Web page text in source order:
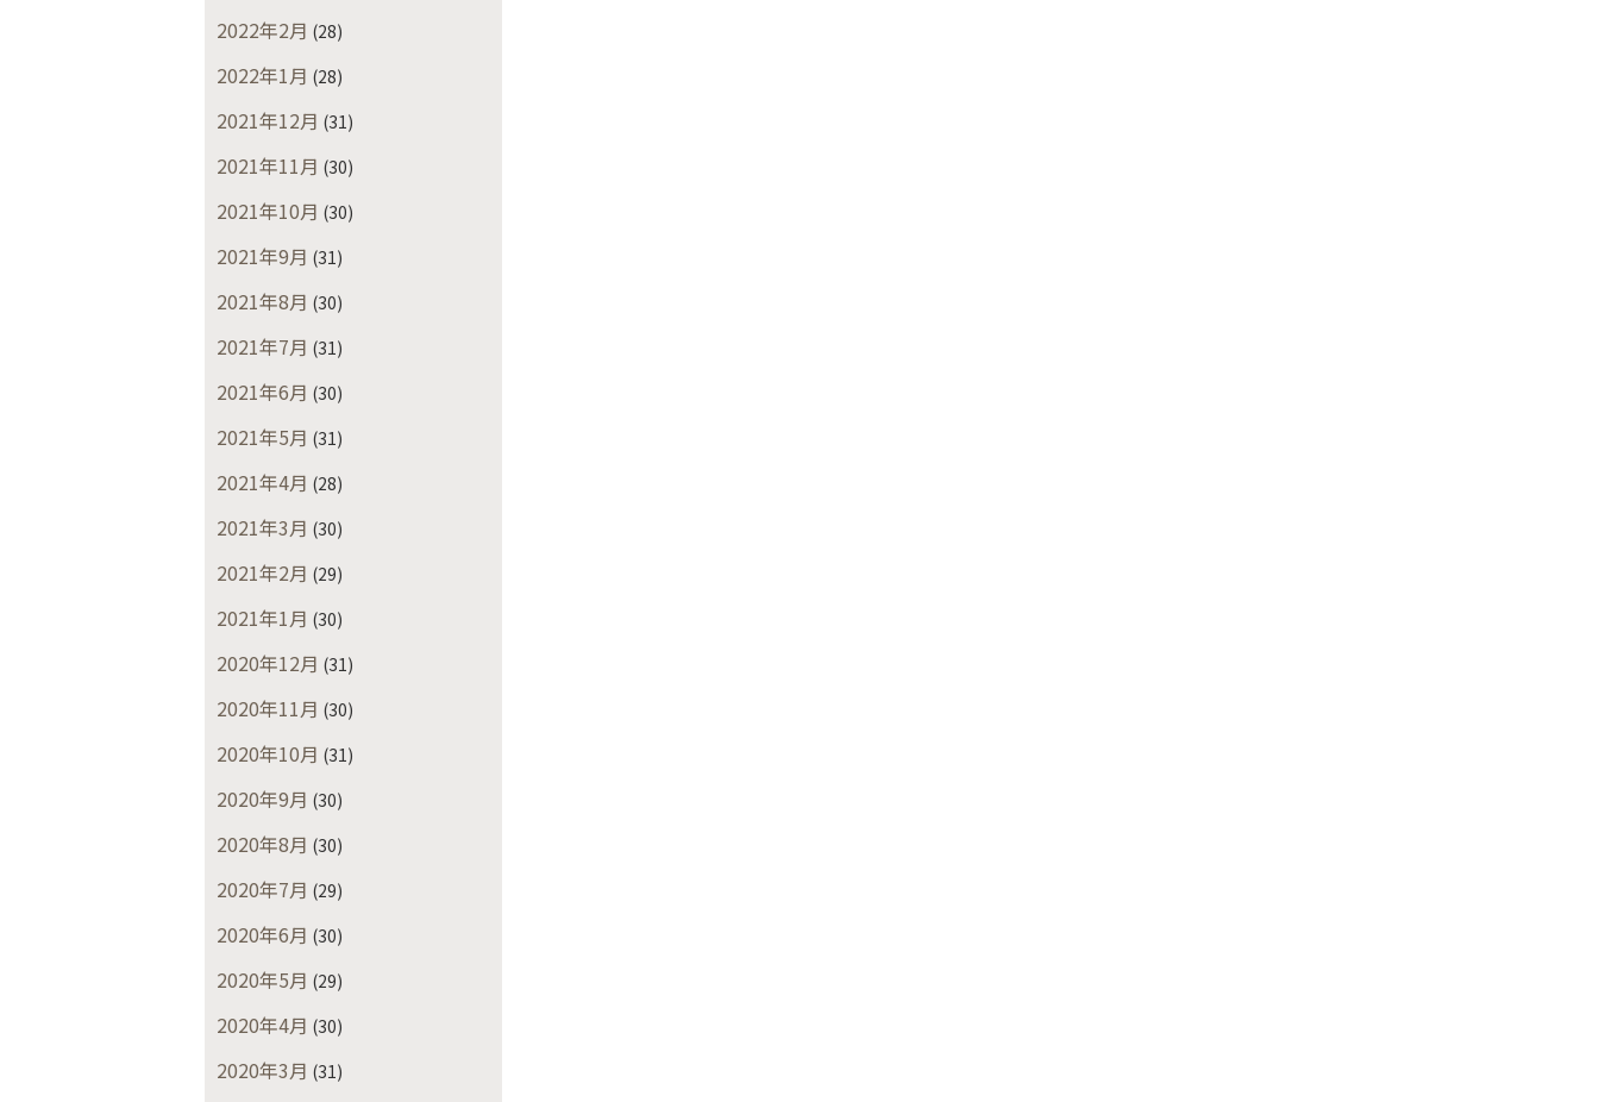
2022年2月 (28)
2022年1月 (28)
2021年12月 (31)
2021年11月 (30)
2021年10月 (30)
2021年9月 (31)
2021年8月 (30)
2021年7月 (31)
2021年6月 (30)
2021年5月 (31)
2021年4月 (28)
2021年3月 (30)
2021年2月 (29)
2021年1月 (30)
2020年12月 (31)
2020年11月 (30)
2020年10月 (31)
2020年9月 (30)
2020年8月 (30)
2020年7月 (29)
2020年6月 (30)
2020年5月 (29)
2020年4月 (30)
2020年3月 (31)